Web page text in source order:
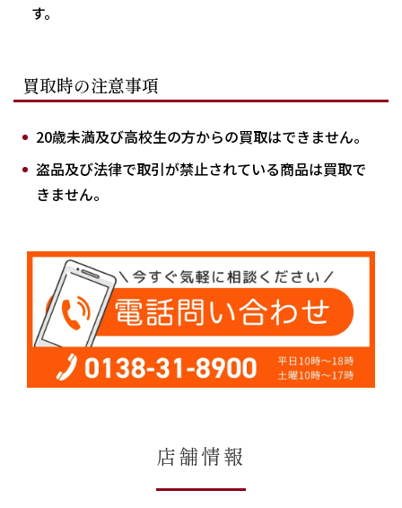
す。
買取時の注意事項
20歳未満及び高校生の方からの買取はできません。
盗品及び法律で取引が禁止されている商品は買取で
きません。
店舗情報